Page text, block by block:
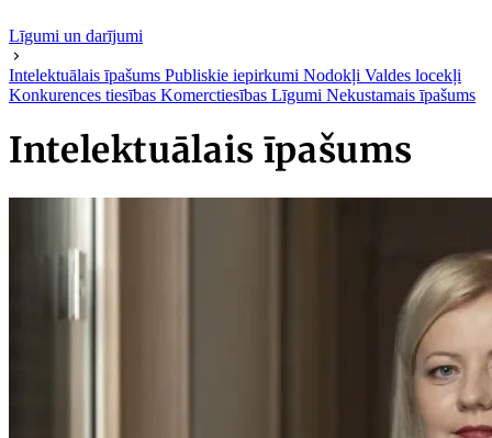
Līgumi un darījumi
Intelektuālais īpašums Publiskie iepirkumi Nodokļi Valdes locekļi
Konkurences tiesības Komerctiesības Līgumi Nekustamais īpašums
Intelektuālais īpašums